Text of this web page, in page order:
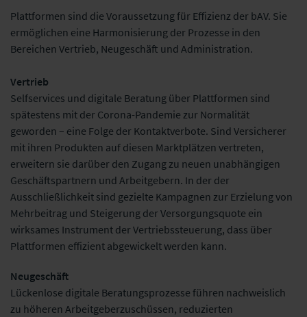
Plattformen sind die Voraussetzung für Effizienz der bAV. Sie
ermöglichen eine Harmonisierung der Prozesse in den
Bereichen Vertrieb, Neugeschäft und Administration.
Vertrieb
Selfservices und digitale Beratung über Plattformen sind
spätestens mit der Corona-Pandemie zur Normalität
geworden – eine Folge der Kontaktverbote. Sind Versicherer
mit ihren Produkten auf diesen Marktplätzen vertreten,
erweitern sie darüber den Zugang zu neuen unabhängigen
Geschäftspartnern und Arbeitgebern. In der der
Ausschließlichkeit sind gezielte Kampagnen zur Erzielung von
Mehrbeitrag und Steigerung der Versorgungsquote ein
wirksames Instrument der Vertriebssteuerung, dass über
Plattformen effizient abgewickelt werden kann.
Neugeschäft
Lückenlose digitale Beratungsprozesse führen nachweislich
zu höheren Arbeitgeberzuschüssen, reduzierten